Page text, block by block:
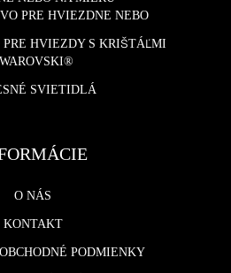
PRE HVIEZDNE NEBO
PRE HVIEZDY S KRIŠTÁĽMI
SVIETIDLÁ
O NÁS
KONTAKT
PODMIENKY